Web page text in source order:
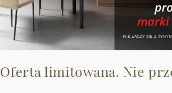
Oferta limitowana. Nie